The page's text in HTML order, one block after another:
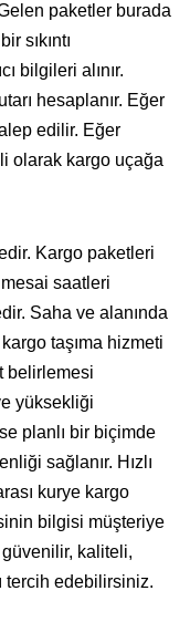
paketler burada
sıkıntı
bilgileri alınır.
hesaplanır. Eğer
edilir. Eğer
olarak kargo uçağa
Kargo paketleri
mesai saatleri
Saha ve alanında
taşıma hizmeti
belirlemesi
yüksekliği
planlı bir biçimde
sağlanır. Hızlı
kurye kargo
bilgisi müşteriye
kaliteli,
tercih edebilirsiniz.